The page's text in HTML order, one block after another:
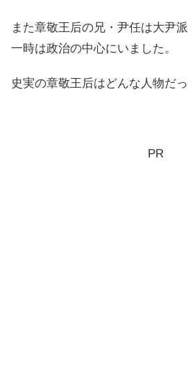
また章敬王后の兄・尹任は大尹
一時は政治の中心にいました。
史実の章敬王后はどんな人物だ
PR